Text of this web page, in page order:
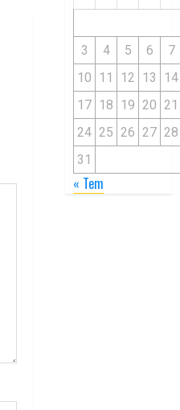
3 4 5 6
7
10 11 12 13
14
17 18 19 20 21
24 25 26 27 28
31
« Tem